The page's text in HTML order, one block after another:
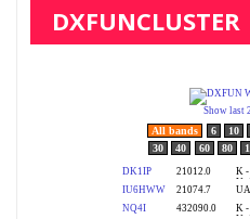
DXFUNCLUSTER